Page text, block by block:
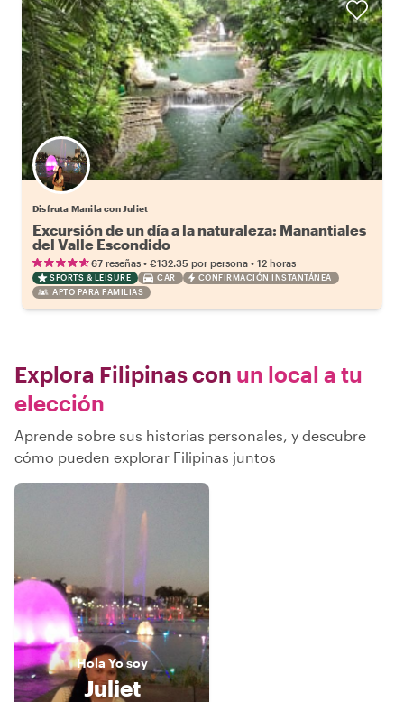
Disfruta Manila con Juliet
Excursión de un día a la naturaleza: Manantiales
del Valle Escondido
67 reseñas • €132.35 por persona • 12 horas
SPORTS & LEISURE CAR
CONFIRMACIÓN INSTANTÁNEA
APTO PARA FAMILIAS
Explora Filipinas con un local a tu
elección
Aprende sobre sus historias personales, y descubre
cómo pueden explorar Filipinas juntos
Hola Yo soy
Juliet